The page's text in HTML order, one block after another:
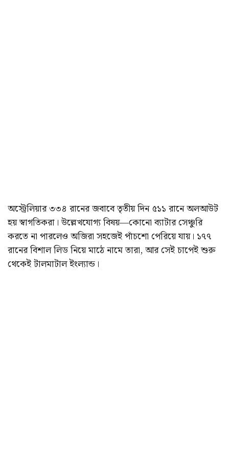
অস্ট্রেলিয়ার ৩৩৪ রানের জবাবে তৃতীয় দিন ৫১১ রানে অলআউট
হয় স্বাগতিকরা। উল্লেখযোগ্য বিষয়—কোনো ব্যাটার সেঞ্চুরি
করতে না পারলেও অজিরা সহজেই পাঁচশো পেরিয়ে যায়। ১৭৭
রানের বিশাল লিড নিয়ে মাঠে নামে তারা, আর সেই চাপেই শুরু
থেকেই টালমাটাল ইংল্যান্ড।